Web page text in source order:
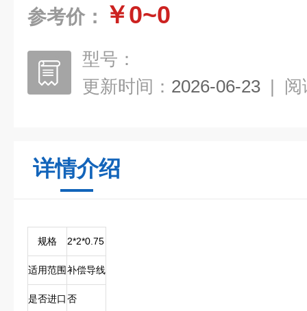
参考价： ￥0~0
型号：
更新时间： 2026-06-23 | 阅
详情介绍
规格 2*2*0.75
适用范围补偿导线
是否进口否